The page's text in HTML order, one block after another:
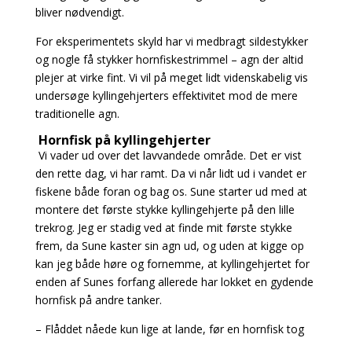
bliver nødvendigt.
For eksperimentets skyld har vi medbragt sildestykker
og nogle få stykker hornfiskestrimmel – agn der altid
plejer at virke fint. Vi vil på meget lidt videnskabelig vis
undersøge kyllingehjerters effektivitet mod de mere
traditionelle agn.
Hornfisk på kyllingehjerter
Vi vader ud over det lavvandede område. Det er vist
den rette dag, vi har ramt. Da vi når lidt ud i vandet er
fiskene både foran og bag os. Sune starter ud med at
montere det første stykke kyllingehjerte på den lille
trekrog. Jeg er stadig ved at finde mit første stykke
frem, da Sune kaster sin agn ud, og uden at kigge op
kan jeg både høre og fornemme, at kyllingehjertet for
enden af Sunes forfang allerede har lokket en gydende
hornfisk på andre tanker.
– Flåddet nåede kun lige at lande, før en hornfisk tog